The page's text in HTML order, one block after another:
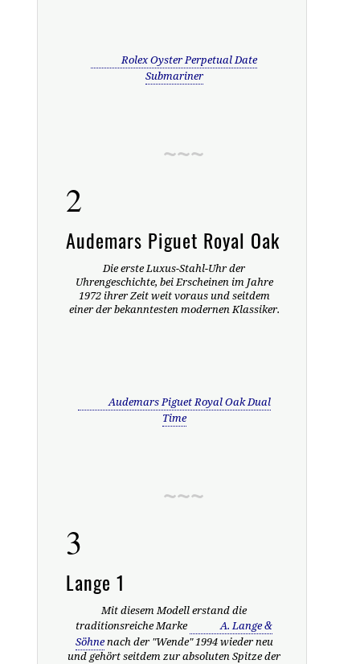
Rolex Oyster Perpetual Date
Submariner
2
Audemars Piguet Royal Oak
Die erste Luxus-Stahl-Uhr der
Uhrengeschichte, bei Erscheinen im Jahre
1972 ihrer Zeit weit voraus und seitdem
einer der bekanntesten modernen Klassiker.
Audemars Piguet Royal Oak Dual
Time
3
Lange 1
Mit diesem Modell erstand die
traditionsreiche Marke
A. Lange &
Söhnenach der "Wende" 1994 wieder neu
und gehört seitdem zur absoluten Spitze der